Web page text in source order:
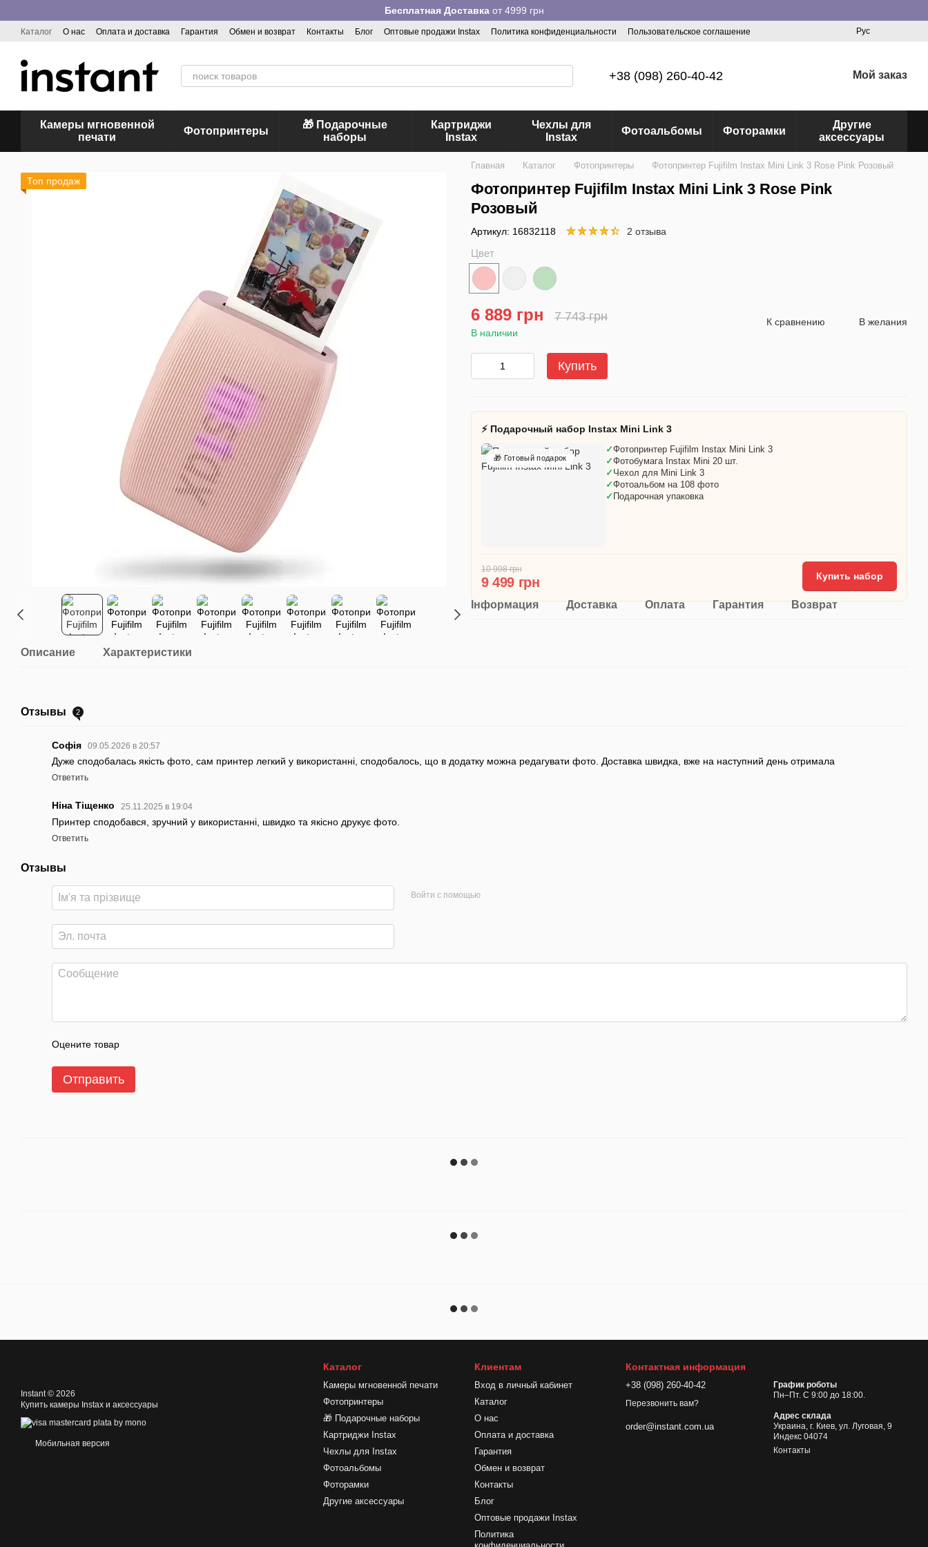
Бесплатная Доставкаот 4999 грн
Каталог О нас Оплата и доставка Гарантия Обмен и возврат Контакты Блог Оптовые продажи Instax Политика конфиденциальности
Пользовательское соглашение
Рус
+38 (098) 260-40-42 Мой заказ
Камеры мгновенной
печати
Фотопринтеры
🎁 Подарочные
наборы
Картриджи
Instax
Чехлы для
Instax
Фотоальбомы Фоторамки
Другие
аксессуары
Топ продаж
Главная Каталог Фотопринтеры Фотопринтер Fujifilm Instax Mini Link 3 Rose Pink Розовый
Фотопринтер Fujifilm Instax Mini Link 3 Rose Pink
Розовый
Артикул: 16832118 2 отзыва
Цвет
6 889 грн 7 743 грн
В наличии
К сравнению В желания
Купить
⚡ Подарочный набор Instax Mini Link 3
🎁 Готовый подарок
✓Фотопринтер Fujifilm Instax Mini Link 3
✓Фотобумага Instax Mini 20 шт.
✓ Чехол для Mini Link 3
✓Фотоальбом на 108 фото
✓ Подарочная упаковка
10 998 грн
9 499 грн Купить набор
Інформация Доставка Оплата Гарантия Возврат
Описание Характеристики
Отзывы 2
Софія 09.05.2026 в 20:57
Дуже сподобалась якість фото, сам принтер легкий у використанні, сподобалось, що в додатку можна редагувати фото. Доставка швидка, вже на наступний день отримала
Ответить
Ніна Тіщенко 25.11.2025 в 19:04
Принтер сподобався, зручний у використанні, швидко та якісно друкує фото.
Ответить
Отзывы
Войти с помощью
Оцените товар
Отправить
Instant © 2026
Купить камеры Instax и аксессуары
Мобильная версия
Каталог
Камеры мгновенной печати
Фотопринтеры
🎁 Подарочные наборы
Картриджи Instax
Чехлы для Instax
Фотоальбомы
Фоторамки
Другие аксессуары
Клиентам
Вход в личный кабинет
Каталог
О нас
Оплата и доставка
Гарантия
Обмен и возврат
Контакты
Блог
Оптовые продажи Instax
Политика
Контактная информация
+38 (098) 260-40-42
Перезвонить вам?
order@instant.com.ua
График роботы
Пн–Пт. С 9:00 до 18:00.
Адрес склада
Украина, г. Киев, ул. Луговая, 9
Индекс 04074
Контакты